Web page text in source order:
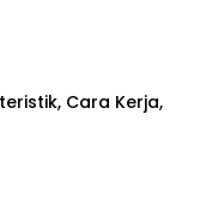
Cara Kerja,